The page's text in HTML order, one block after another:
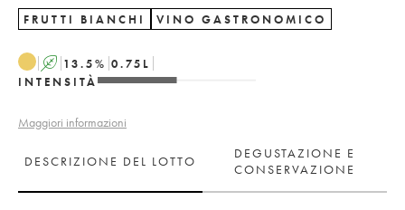
FRUTTI BIANCHI VINO GASTRONOMICO
A 13.5% 0.75 L
INTENSITÀ
Maggiori informazioni
DESCRIZIONE DEL LOTTO
DEGUSTAZIONE E
CONSERVAZIONE